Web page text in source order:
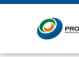
Ir
contenido